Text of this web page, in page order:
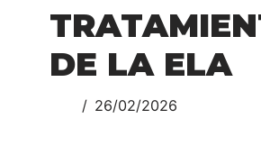
DE LA ELA
26/02/2026